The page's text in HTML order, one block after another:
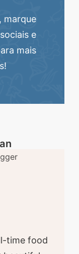
marque
e
mais
time food